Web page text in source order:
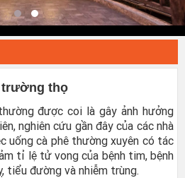
trường thọ
được coi là gây ảnh hưởng
nghiên cứu gần đây của các nhà
uống cà phê thường xuyên có tác
tỉ lệ tử vong của bệnh tim, bệnh
tiểu đường và nhiễm trùng.